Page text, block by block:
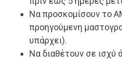
Να προσκομίσουν το
προηγούμενη
υπάρχει).
Να διαθέτουν σε ισχύ